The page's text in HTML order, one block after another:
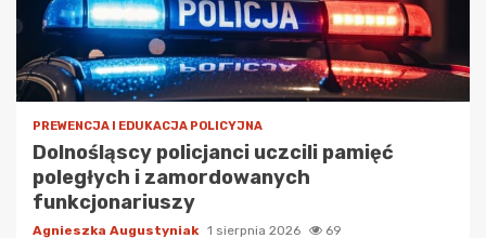
PREWENCJA I EDUKACJA POLICYJNA
Dolnośląscy policjanci uczcili pamięć
poległych i zamordowanych
funkcjonariuszy
Agnieszka Augustyniak 1 sierpnia 2026 69